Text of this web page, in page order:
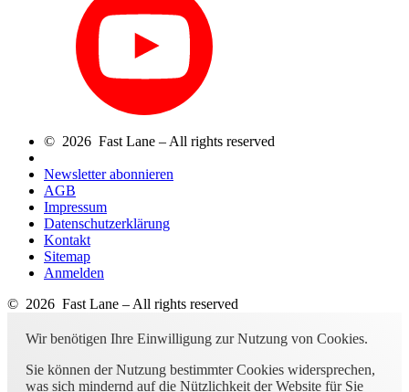
© 2026 Fast Lane – All rights reserved
Newsletter abonnieren
AGB
Impressum
Datenschutzerklärung
Kontakt
Sitemap
Anmelden
© 2026 Fast Lane – All rights reserved
Wir benötigen Ihre Einwilligung zur Nutzung von Cookies.
Sie können der Nutzung bestimmter Cookies widersprechen,
was sich mindernd auf die Nützlichkeit der Website für Sie